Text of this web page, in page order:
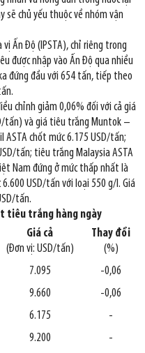
sẽ chủ yếu thuộc về nhóm vận
Ấn Độ (IPSTA), chỉ riêng trong
được nhập vào Ấn Độ qua nhiều
đứng đầu với 654 tấn, tiếp theo
chỉnh giảm 0,06% đối với cả giá
tấn) và giá tiêu trắng Muntok –
ASTA chốt mức 6.175 USD/tấn;
tấn; tiêu trắng Malaysia ASTA
Nam đứng ở mức thấp nhất là
USD/tấn với loại 550 g/l. Giá
tấn.
tiêu trắng hàng ngày
Giá cả
(Đơn vị: USD/tấn)
Thay đổi
(%)
7.095
-0,06
9.660
-0,06
6.175
-
9.200
-